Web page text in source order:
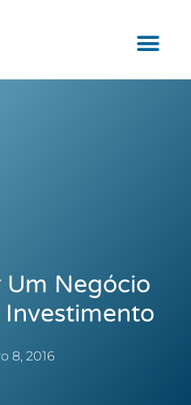
Negócio
8, 2016